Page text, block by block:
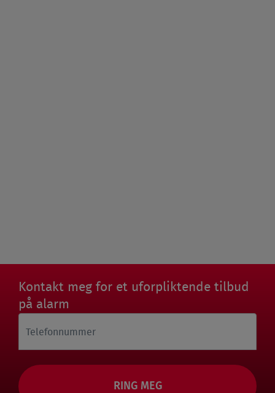
Kontakt meg for et uforpliktende tilbud
på alarm
Telefonnummer